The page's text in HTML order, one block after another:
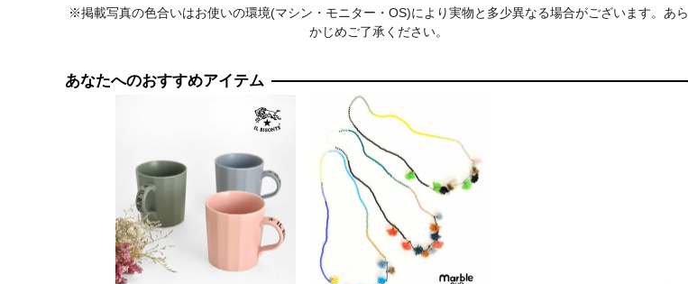
※掲載写真の色合いはお使いの環境(マシン・モニター・OS)により実物と多少異なる場合がございます。あら
かじめご了承ください。
あなたへのおすすめアイテム